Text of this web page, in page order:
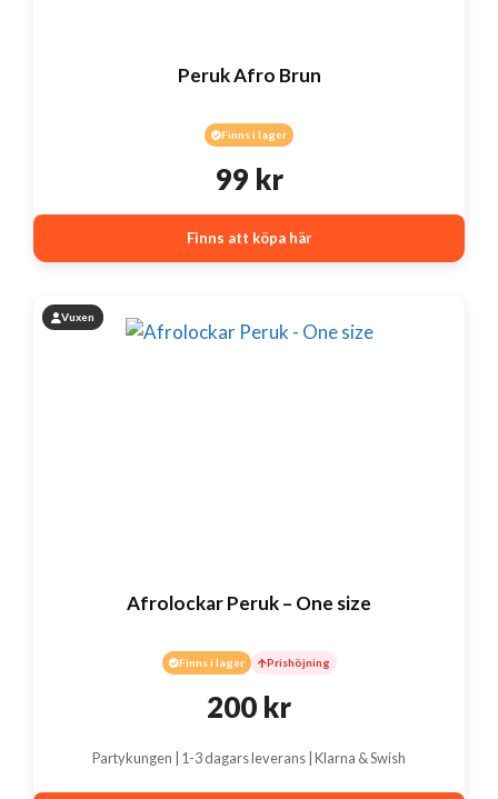
Peruk Afro Brun
Finns i lager
99 kr
Finns att köpa här
Vuxen
Afrolockar Peruk – One size
Finns i lager Prishöjning
200 kr
Partykungen | 1-3 dagars leverans | Klarna & Swish